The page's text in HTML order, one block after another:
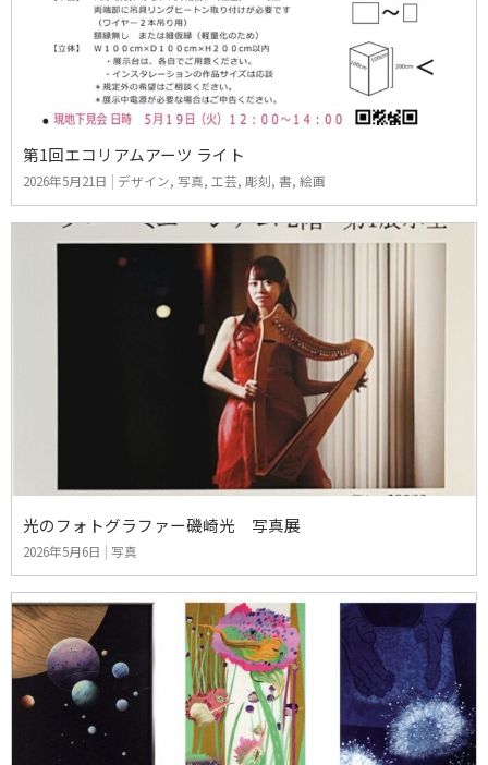
第1回エコリアムアーツ ライト
2026年5月21日 | デザイン, 写真, 工芸, 彫刻, 書, 絵画
光のフォトグラファー磯崎光 写真展
2026年5月6日 | 写真